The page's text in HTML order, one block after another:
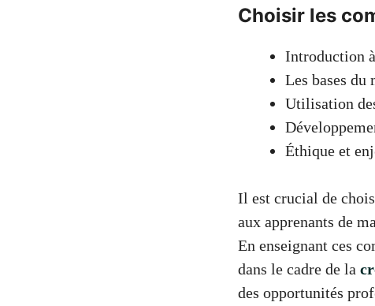
Choisir les
Introduction
Les bases du
Utilisation
Éthique et
Il est crucial de
aux apprenants de
En enseignant ces
dans le cadre de la
des opportunités